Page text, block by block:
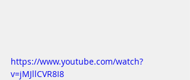
https://www.youtube.com/watch?
v=jMJllCVR8I8